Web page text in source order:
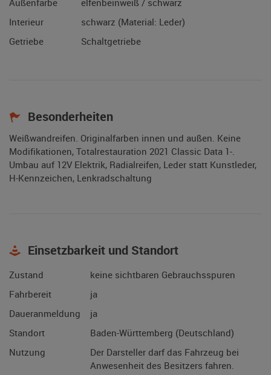
Außenfarbe
elfenbeinweiß / schwarz
Interieur
schwarz (Material: Leder)
Getriebe
Schaltgetriebe
Besonderheiten
Weißwandreifen. Originalfarben innen und außen. Keine
Modifikationen, Totalrestauration 2021 Classic Data 1-.
Umbau auf 12V Elektrik, Radialreifen, Leder statt Kunstleder,
H-Kennzeichen, Lenkradschaltung
Einsetzbarkeit und Standort
Zustand
keine sichtbaren Gebrauchsspuren
Fahrbereit
ja
Daueranmeldung
ja
Standort
Baden-Württemberg (Deutschland)
Nutzung
Der Darsteller darf das Fahrzeug bei
Anwesenheit des Besitzers fahren.